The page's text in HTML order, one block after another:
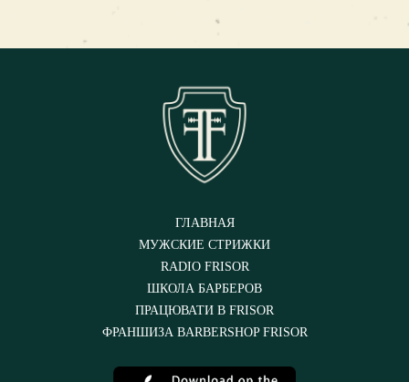
ГЛАВНАЯ
МУЖСКИЕ СТРИЖКИ
RADIO FRISOR
ШКОЛА БАРБЕРОВ
ПРАЦЮВАТИ В FRISOR
ФРАНШИЗА BARBERSHOP FRISOR